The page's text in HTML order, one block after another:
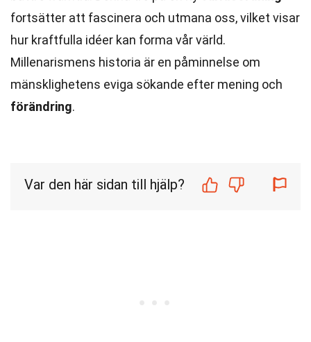
fortsätter att fascinera och utmana oss, vilket visar
hur kraftfulla idéer kan forma vår värld.
Millenarismens historia är en påminnelse om
mänsklighetens eviga sökande efter mening och
förändring.
Var den här sidan till hjälp?